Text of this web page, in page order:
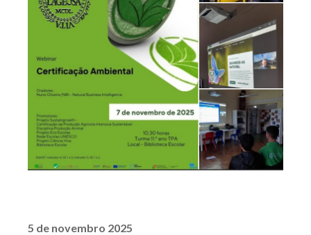
5 de novembro 2025